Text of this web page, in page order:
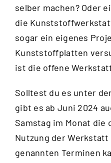
selber machen? Oder
die
sogar ein eigenes
Kunststoffplatten
ist die offene
Solltest du es unter
gibt es ab Juni 2024
Samstag im Monat die
Nutzung der
genannten Terminen